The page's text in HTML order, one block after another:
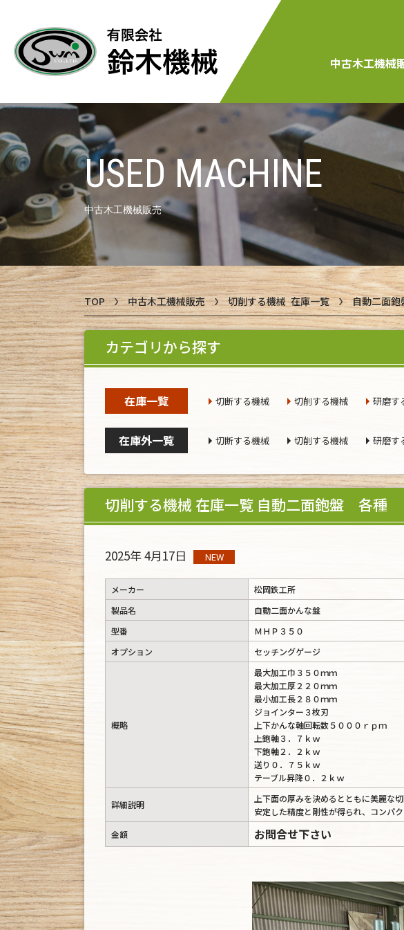
中古木工機械
USED MACHINE
中古木工機械販売
TOP 中古木工機械販売 切削する機械 在庫一覧 自動二面
カテゴリから探す
在庫一覧 切断する機械 切削する機械 研磨す
在庫外一覧 切断する機械 切削する機械 研磨す
切削する機械 在庫一覧 自動二面鉋盤 各種
2025年 4月17日 NEW
メーカー
松岡鉄工所
製品名
自動二面かんな盤
型番
ＭＨＰ３５０
オプション
セッチングゲージ
概略
最大加工巾３５０ｍｍ
最大加工厚２２０ｍｍ
最小加工長２８０ｍｍ
ジョインター３枚刃
上下かんな軸回転数５０００ｒｐｍ
上鉋軸３．７ｋｗ
下鉋軸２．２ｋｗ
送り０．７５ｋｗ
テーブル昇降０．２ｋｗ
詳細説明
上下面の厚みを決めるとともに美麗な
安定した精度と剛性が得られ、コンパ
金額
お問合せ下さい